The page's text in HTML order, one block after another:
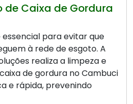
de Caixa de Gordura
para evitar que
à rede de esgoto. A
realiza a limpeza e
de gordura no Cambuci
e rápida, prevenindo